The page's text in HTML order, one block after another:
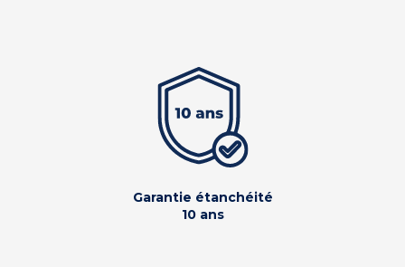
Garantie étanchéité
10 ans